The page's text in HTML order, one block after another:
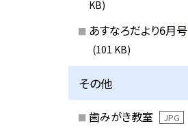
KB)
あすなろだより6月号
(101 KB)
その他
歯みがき教室 JPG